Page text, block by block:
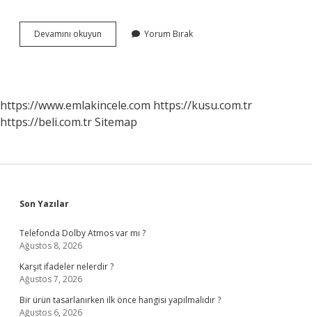
Devamını okuyun Istinafta
Karara
Sonuçlanır
Yorum Bırak
https://www.emlakincele.com https://kusu.com.tr
https://beli.com.trSitemap
Sidebar
Son Yazılar
Telefonda Dolby Atmos var mı ?
Ağustos 8, 2026
Karşıt ifadeler nelerdir ?
Ağustos 7, 2026
Bir ürün tasarlanırken ilk önce hangisi yapılmalıdır ?
Ağustos 6, 2026